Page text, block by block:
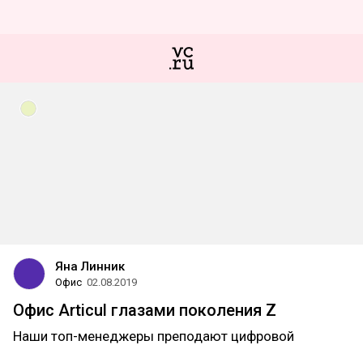
Яна Линник
Офис 02.08.2019
Офис Articul глазами поколения Z
Наши топ-менеджеры преподают цифровой